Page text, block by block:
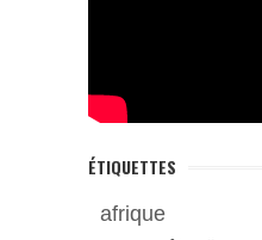
ÉTIQUETTES
afrique